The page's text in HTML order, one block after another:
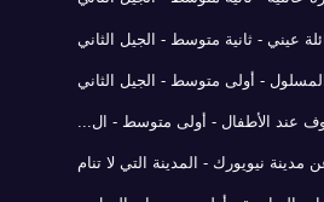
عيني - ثانية متوسط - الجيل الثاني
- أولى متوسط - الجيل الثاني
عند الأطفال - أولى متوسط - ال...
مدينة نيويورك - المدينة التي لا تنام